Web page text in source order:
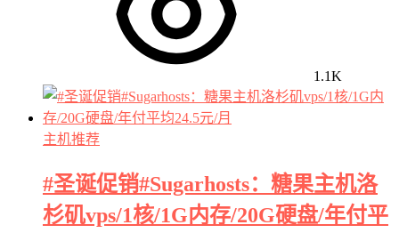
1.1K
主机推荐
#圣诞促销#Sugarhosts：糖果主机洛
杉矶vps/1核/1G内存/20G硬盘/年付平